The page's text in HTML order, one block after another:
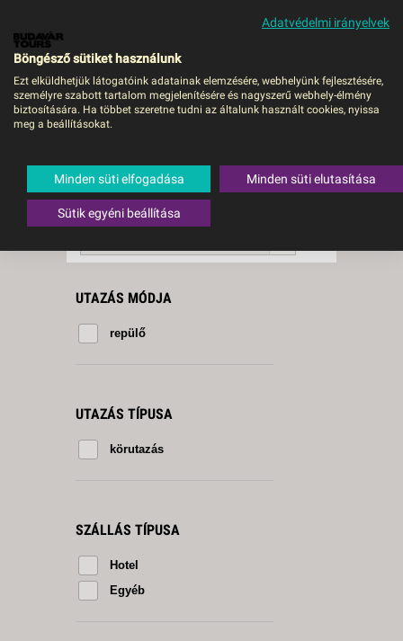
MENÜ
Kairó
megfelelő utazásttaláltunk.
A keresővel tovább szűkítheti a
találati listát!
RENDEZÉS:
UTAZÁS MÓDJA
repülő
UTAZÁS TÍPUSA
körutazás
SZÁLLÁS TÍPUSA
Hotel
Egyéb
Adatvédelmi irányelvek
Böngésző sütiket használunk
Ezt elküldhetjük látogatóink adatainak elemzésére, webhelyünk fejlesztésére,
személyre szabott tartalom megjelenítésére és nagyszerű webhely-élmény
biztosítására. Ha többet szeretne tudni az általunk használt cookies, nyissa
meg a beállításokat.
Minden süti elfogadása Minden süti elutasítása
Sütik egyéni beállítása